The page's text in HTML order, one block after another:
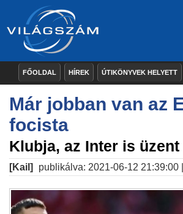
FŐOLDAL HÍREK ÚTIKÖNYVEK HELYETT
Már jobban van az
focista
Klubja, az Inter is üzent
[Kail] publikálva: 2021-06-12 21:39:00 |